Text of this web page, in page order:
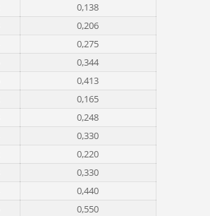
0,138
0,206
0,275
0,344
0,413
0,165
0,248
0,330
0,220
0,330
0,440
0,550